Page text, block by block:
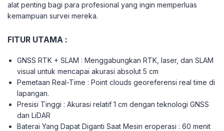
alat penting bagi para profesional yang ingin memperluas
kemampuan survei mereka.
FITUR UTAMA :
GNSS RTK + SLAM : Menggabungkan RTK, laser, dan SLAM
visual untuk mencapai akurasi absolut 5 cm
Pemetaan Real-Time : Point clouds georeferensi real time di
lapangan.
Presisi Tinggi : Akurasi relatif 1 cm dengan teknologi GNSS
dan LiDAR
Baterai Yang Dapat Diganti Saat Mesin eroperasi : 60 menit